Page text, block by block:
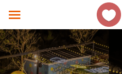
主頁
香港好去處
商品分類
所有商品分類